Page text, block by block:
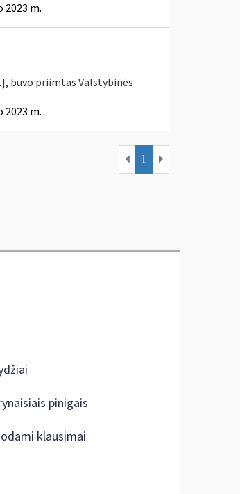
2023 m.
buvo priimtas Valstybinės
2023 m.
1
pinigais
klausimai